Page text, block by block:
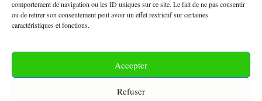
comportement de navigation ou les ID uniques sur ce site. Le fait de ne pas consentir
ou de retirer son consentement peut avoir un effet restrictif sur certaines
caractéristiques et fonctions.
Accepter
Refuser
Nous contacter
Conditions Générales de Vente
Politique de Confidentialité